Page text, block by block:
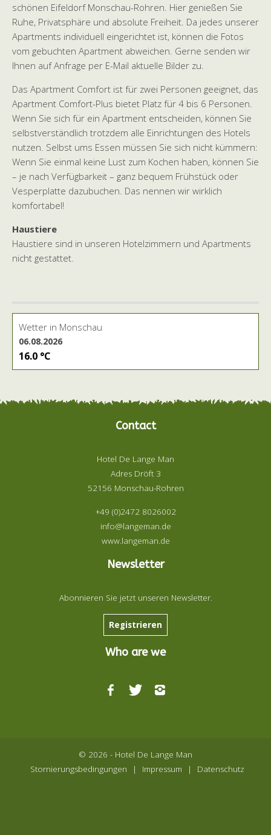
schönen Eifeldorf Monschau-Rohren. Hier genießen Sie
Ruhe, Privatsphäre und absolute Freiheit. Da jedes unserer
Apartments individuell eingerichtet ist, können die Fotos
vom gebuchten Apartment abweichen. Gerne senden wir
Ihnen auf Anfrage per E-Mail aktuelle Bilder zu.
Das Apartment Comfort ist für zwei Personen geeignet, das
Apartment Comfort-Plus bietet Platz für 4 bis 6 Personen.
Wenn Sie sich für ein Apartment entscheiden, können Sie
selbstverständlich trotzdem alle Einrichtungen des Hotels
nutzen. Selbst ums Essen müssen Sie sich nicht kümmern:
Wenn Sie einmal keine Lust zum Kochen haben, können Sie
– je nach Verfügbarkeit – ganz bequem Frühstück oder
Vesperplatte dazubuchen. Das nennen wir wirklich
komfortabel!
Haustiere
Haustiere sind in unseren Hotelzimmern und Apartments
nicht gestattet.
Wetter in Monschau
06.08.2026
16.0 °C
Contact
Hotel De Lange Man
Adres Dröft 3
52156 Monschau-Rohren
+49 (0)2472 8026002
info@langeman.de
www.langeman.de
Newsletter
Abonnieren Sie jetzt unseren Newsletter.
Registrieren
Who are we
© 2026 - Hotel De Lange Man
Stornierungsbedingungen
| Impressum | Datenschutz